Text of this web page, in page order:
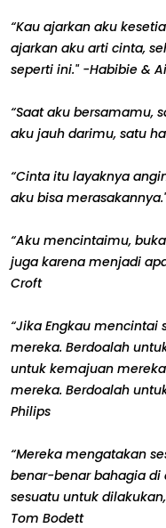
“Kau ajarkan aku
ajarkan aku arti cinta,
seperti ini." -Habibie &
“Saat aku bersamamu,
aku jauh darimu, satu
“Cinta itu layaknya
aku bisa
“Aku mencintaimu,
juga karena menjadi
Croft
“Jika Engkau mencintai
mereka. Berdoalah
untuk kemajuan
mereka. Berdoalah
Philips
“Mereka mengatakan
benar-benar bahagia di
sesuatu untuk
Tom Bodett